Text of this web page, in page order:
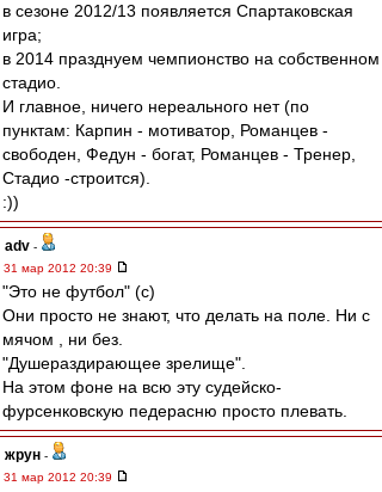
в сезоне 2012/13 появляется Спартаковская
игра;
в 2014 празднуем чемпионство на собственном
стадио.
И главное, ничего нереального нет (по
пунктам: Карпин - мотиватор, Романцев -
свободен, Федун - богат, Романцев - Тренер,
Стадио -строится).
:))
adv -
31 мар 2012 20:39
"Это не футбол" (с)
Они просто не знают, что делать на поле. Ни с
мячом , ни без.
"Душераздирающее зрелище".
На этом фоне на всю эту судейско-
фурсенковскую педерасню просто плевать.
жрун -
31 мар 2012 20:39